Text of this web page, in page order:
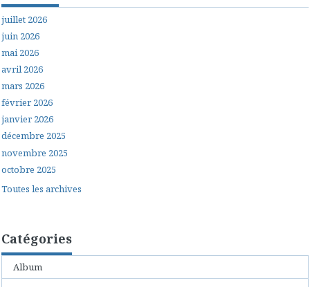
juillet 2026
juin 2026
mai 2026
avril 2026
mars 2026
février 2026
janvier 2026
décembre 2025
novembre 2025
octobre 2025
Toutes les archives
Catégories
Album